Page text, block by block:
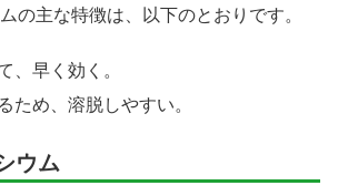
の主な特徴は、以下のとおりです。
、早く効く。
ため、溶脱しやすい。
ウム